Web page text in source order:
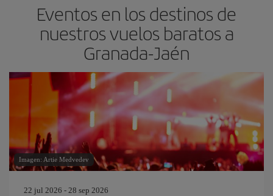
Eventos en los destinos de
nuestros vuelos baratos a
Granada-Jaén
Imagen: Artie Medvedev
22 jul 2026 - 28 sep 2026